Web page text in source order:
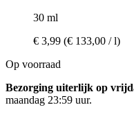
30 ml
€ 3,99 (€ 133,00 / l)
Op voorraad
Bezorging uiterlijk op
maandag 23:59 uur.